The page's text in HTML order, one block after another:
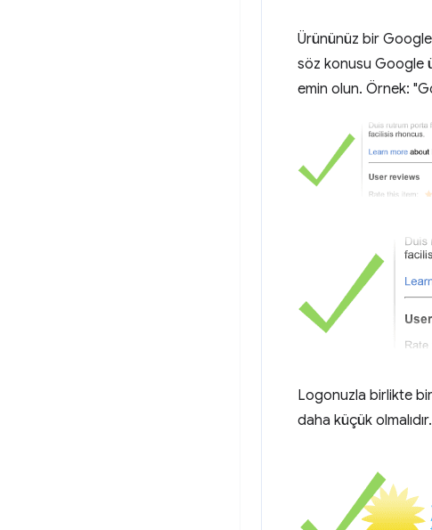
Ürününüz bir
söz konusu Google
emin olun. Örnek:
Logonuzla birlikte
daha küçük olmalıdır.